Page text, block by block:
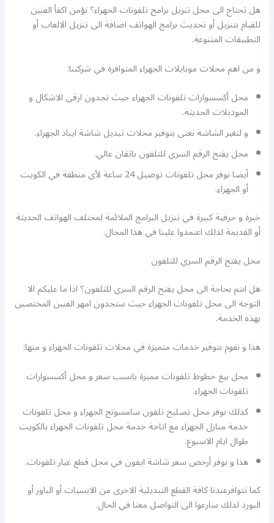
هل تحتاج الى محل تنزيل برامج تلفونات الجهراء؟ نؤمن اكفأ الفنين
للقيام بتنزيل أو تحديث برامج الهواتف اضافة الى تنزيل الالعاب أو
التطبيقات المتنوعة.
و من اهم محلات موبايلات الجهراء المتوافرة في شركتنا:
محل أكسسوارات تلفونات الجهراء حيث تجدون ارقى الاشكال و
الموديلات الحديثة.
و لتغير الشاشة نعنى بتوفير محلات تبديل شاشة ايباد الجهراء.
محل يفتح الرقم السري للتلفون باتقان عالي.
أيضا نوفر محل تلفونات توصيل 24 ساعة لأي منطقة في الكويت
أو الجهراء.
خبرة و حرفية كبيرة في تنزيل البرامج الملائمة لمختلف الهواتف الحديثة
أو القديمة لذلك اعتمدوا علينا في هذا المجال.
محل يفتح الرقم السري للتلفون
هل انتم بحاجة الى محل يفتح الرقم السري للتلفون؟ اذا ما عليكم الا
التوجه الى محل تلفونات الجهراء حيث ستجدون امهر الفنين المختصين
بهذه الخدمة.
هذا و نقوم بتوفير خدمات متميزة في محلات تلفونات الجهراء و منها:
محل بيع خطوط تلفونات مميزة بانسب سعر و محل أكسسوارات
تلفونات الجهراء.
كذلك نوفر محل تصليح تلفون سامسونج الجهراء و محل تلفونات
خدمة منازل الجهراء مع اتاحة خدمة محل تلفونات الجهراء بالكويت
طوال ايام الاسبوع.
هذا و نوفر أرخص سعر شاشة ايفون في محل قطع غيار تلفونات.
كما تتوافرعندنا كافة القطع التبديلية الاخرى من الايسيات أو الباور أو
البورد لذلك سارعوا الى التواصل معنا في الحال.